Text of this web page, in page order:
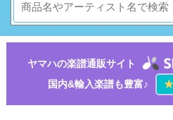
ヤマハの楽譜通販サイト
国内&輸入楽譜も豊富♪
★